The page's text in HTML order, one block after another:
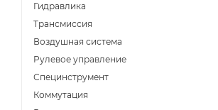
Гидравлика
Трансмиссия
Воздушная система
Рулевое управление
Специнструмент
Коммутация